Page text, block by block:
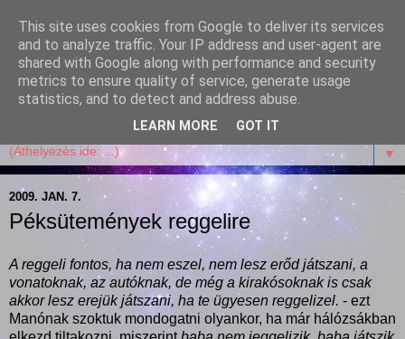
Garffyka
Szösszenetek a konyhámból, az életemből. Mosollyal,
receptekkel, vidámsággal, marcipánnal, csokival.
▼
2009. JAN. 7.
Péksütemények reggelire
A reggeli fontos, ha nem eszel, nem lesz erőd játszani, a
vonatoknak, az autóknak, de még a kirakósoknak is csak
akkor lesz erejük játszani, ha te ügyesen reggelizel.- ezt
Manónak szoktuk mondogatni olyankor, ha már hálózsákban
This site uses cookies from Google to deliver its services
and to analyze traffic. Your IP address and user-agent are
shared with Google along with performance and security
metrics to ensure quality of service, generate usage
statistics, and to detect and address abuse.
LEARN MORE GOT IT